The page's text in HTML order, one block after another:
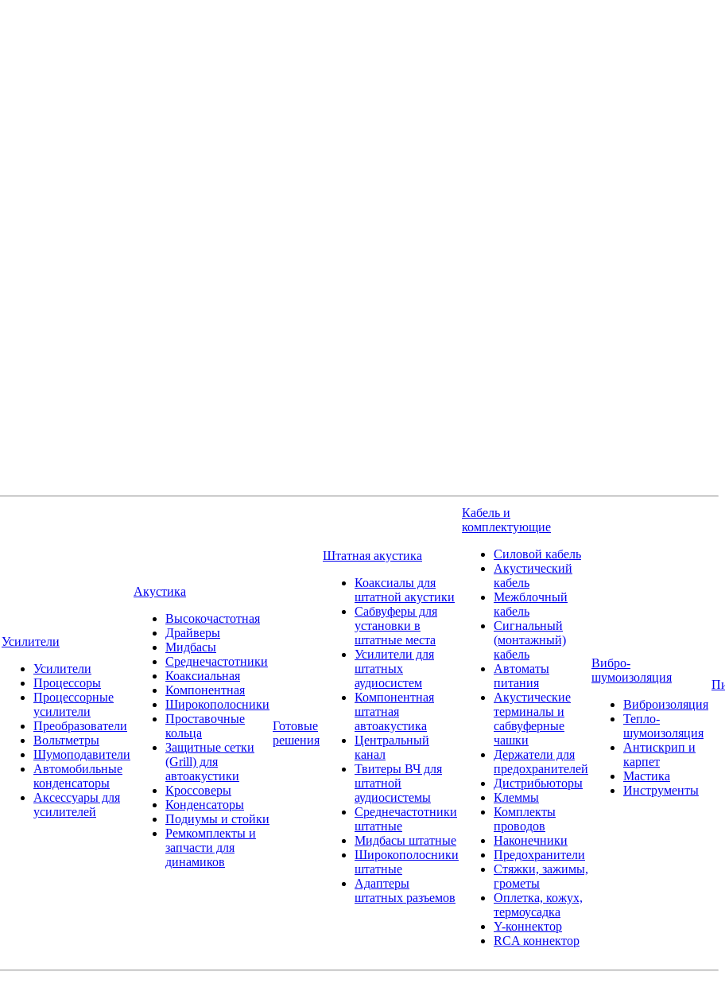
Усилители
Усилители
Процессоры
Процессорные
усилители
Преобразователи
Вольтметры
Шумоподавители
Автомобильные
конденсаторы
Аксессуары для
усилителей
Акустика
Высокочастотная
Драйверы
Мидбасы
Среднечастотники
Коаксиальная
Компонентная
Широкополосники
Проставочные
кольца
Защитные сетки
(Grill) для
автоакустики
Кроссоверы
Конденсаторы
Подиумы и стойки
Ремкомплекты и
запчасти для
динамиков
Готовые
решения
Штатная акустика
Коаксиалы для
штатной акустики
Сабвуферы для
установки в
штатные места
Усилители для
штатных
аудиосистем
Компонентная
штатная
автоакустика
Центральный
канал
Твитеры ВЧ для
штатной
аудиосистемы
Среднечастотники
штатные
Мидбасы штатные
Широкополосники
штатные
Адаптеры
штатных разъемов
Кабель и
комплектующие
Силовой кабель
Акустический
кабель
Межблочный
кабель
Сигнальный
(монтажный)
кабель
Автоматы
питания
Акустические
терминалы и
сабвуферные
чашки
Держатели для
предохранителей
Дистрибьюторы
Клеммы
Комплекты
проводов
Наконечники
Предохранители
Стяжки, зажимы,
грометы
Оплетка, кожух,
термоусадка
Y-коннектор
RCA коннектор
Вибро-
шумоизоляция
Виброизоляция
Тепло-
шумоизоляция
Антискрип и
карпет
Мастика
Инструменты